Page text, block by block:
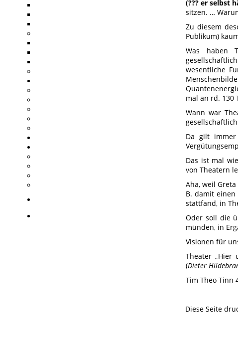
(??? er selbst
sitzen. …
Zu diesem
Publikum)
Was haben
wesentliche
mal an rd. 130
Wann war
Da gilt
Das ist mal
von Theatern
Aha, weil
B. damit
stattfand, in
Oder soll die
münden, in
Visionen für
Theater „Hier
(Dieter
Tim Theo Tinn
Diese Seite